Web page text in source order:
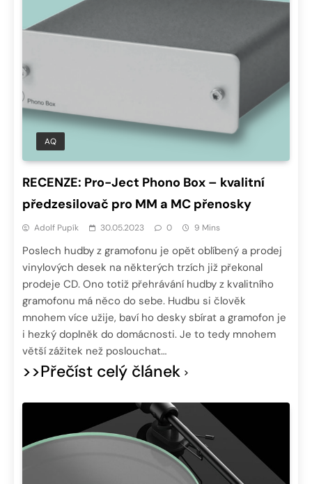
AQ
RECENZE: Pro-Ject Phono Box – kvalitní
předzesilovač pro MM a MC přenosky
Adolf Pupík 30.05.2023 0 9 Mins
Poslech hudby z gramofonu je opět oblíbený a prodej
vinylových desek na některých trzích již překonal
prodeje CD. Ono totiž přehrávání hudby z kvalitního
gramofonu má něco do sebe. Hudbu si člověk
mnohem více užije, baví ho desky sbírat a gramofon je
i hezký doplněk do domácnosti. Je to tedy mnohem
větší zážitek než poslouchat…
>>Přečíst celý článek